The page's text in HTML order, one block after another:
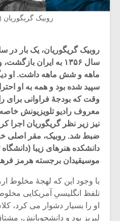
روبیک گریگوریان (۱۲۹۴-
سال ۱۳۵۶ به ایران
ماهه و شش ماهه داشت. او
سپید شده بود و همه به او
وقت که بودجۀ فراوانی برای
معروف رادیو تلویزیونش خاصه
نیز زیر نظر گریگوریان اجرا
ضبط شد. روبیک، مقر اصلی
دانشکده هنرهای زیبا
موسیقیدان برجسته هرمز
با وجود این که لهجۀ مخلوط
تلفظ انگلیسیِ آمریکایی
او را بسیار دشوار می کرد،
لبریز بود و دانشجویانش،